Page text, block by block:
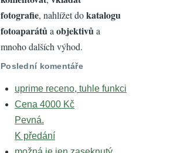
fotografie, nahlížet dokatalogu
fotoaparátůa objektivůa
mnoho dalších výhod.
Poslední komentáře
uprime receno, tuhle funkci
Cena 4000 Kč
Pevná.
K předání